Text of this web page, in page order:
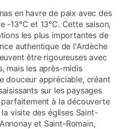
en havre de paix avec des
-13°C et 13°C. Cette saison,
les plus importantes de
authentique de l'Ardèche
être rigoureuses avec
mais les après-midis
douceur appréciable, créant
sur les paysages
à la découverte
visite des églises Saint-
et Saint-Romain,